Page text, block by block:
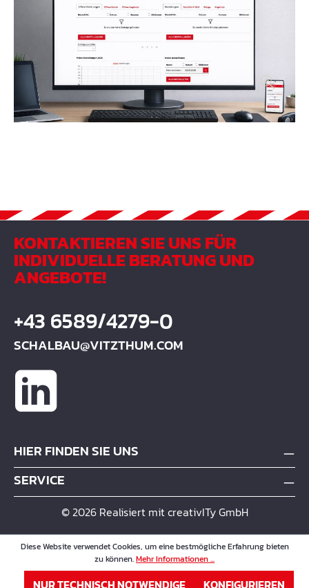
KONTAKTIEREN SIE UNS FÜR
INDIVIDUELLE BERATUNG UND
ANGEBOTE!
+43 6589/4279-0
SCHALBAU@VITZTHUM.COM
HIER FINDEN SIE UNS
SERVICE
© 2026 Realisiert mit creativITy GmbH
Diese Website verwendet Cookies, um eine bestmögliche Erfahrung bieten
zu können.Mehr Informationen ...
NUR TECHNISCH NOTWENDIGE KONFIGURIEREN